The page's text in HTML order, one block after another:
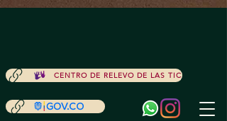
ACCESIBILIDAD
CENTRO DE RELEVO DE LAS TIC